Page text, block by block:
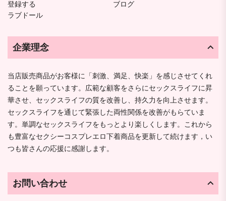
登録する
ブログ
ラブドール
企業理念
当店販売商品がお客様に「刺激、満足、快楽」を感じさせてくれ
ることを願っています。広範な顧客をさらにセックスライフに昇
華させ、セックスライフの質を改善し、持久力を向上させます。
セックスライフを通じて緊張した両性関係を改善がもらていま
す。単調なセックスライフをもっとより楽しくします。これから
も豊富なセクシーコスプレエロ下着商品を更新して続けます，い
つも皆さんの応援に感謝します。
お問い合わせ